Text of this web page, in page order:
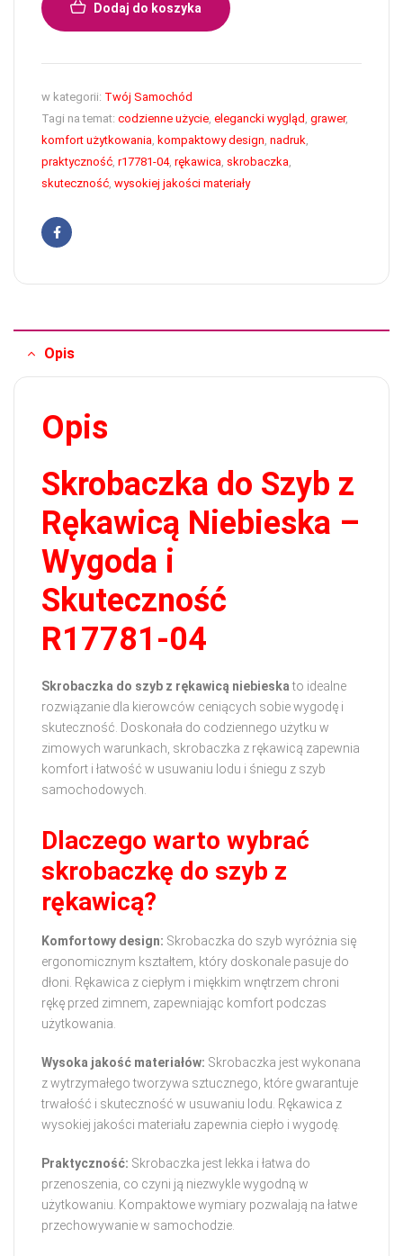
Dodaj do koszyka
w kategorii: Twój Samochód
Tagi na temat: codzienne użycie, elegancki wygląd , grawer,
komfort użytkowania, kompaktowy design, nadruk,
praktyczność, r17781-04, rękawica, skrobaczka,
skuteczność, wysokiej jakości materiały
Facebook
Opis
Opis
Skrobaczka do Szyb z
Rękawicą Niebieska –
Wygoda i
Skuteczność
R17781-04
Skrobaczka do szyb z rękawicą niebieskato idealne
rozwiązanie dla kierowców ceniących sobie wygodę i
skuteczność. Doskonała do codziennego użytku w
zimowych warunkach, skrobaczka z rękawicą zapewnia
komfort i łatwość w usuwaniu lodu i śniegu z szyb
samochodowych.
Dlaczego warto wybrać
skrobaczkę do szyb z
rękawicą?
Komfortowy design: Skrobaczka do szyb wyróżnia się
ergonomicznym kształtem, który doskonale pasuje do
dłoni. Rękawica z ciepłym i miękkim wnętrzem chroni
rękę przed zimnem, zapewniając komfort podczas
użytkowania.
Wysoka jakość materiałów: Skrobaczka jest wykonana
z wytrzymałego tworzywa sztucznego, które gwarantuje
trwałość i skuteczność w usuwaniu lodu. Rękawica z
wysokiej jakości materiału zapewnia ciepło i wygodę.
Praktyczność: Skrobaczka jest lekka i łatwa do
przenoszenia, co czyni ją niezwykle wygodną w
użytkowaniu. Kompaktowe wymiary pozwalają na łatwe
przechowywanie w samochodzie.